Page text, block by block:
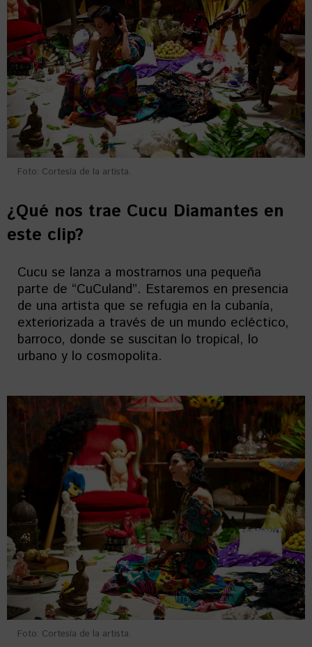
Foto: Cortesía de la artista.
¿Qué nos trae Cucu Diamantes en
este clip?
Cucu se lanza a mostrarnos una pequeña
parte de “CuCuland”. Estaremos en presencia
de una artista que se refugia en la cubanía,
exteriorizada a través de un mundo ecléctico,
barroco, donde se suscitan lo tropical, lo
urbano y lo cosmopolita.
Foto: Cortesía de la artista.